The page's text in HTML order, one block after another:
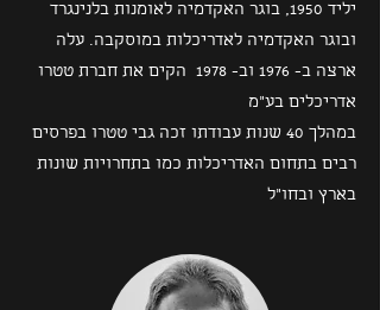
יליד 1950, בוגר האקדמיה לאומנות בלנינגרד
ובוגר האקדמיה לאדריכלות במוסקבה. עלה
ארצה ב- 1976 וב- 1978 הקים את חברת טטרו
אדריכלים בע"מ
במהלך 40 שנות עבודתו זכה גבי טטרו בפרסים
רבים בתחום האדריכלות כמו בתחרויות שונות
בארץ ובחו"ל